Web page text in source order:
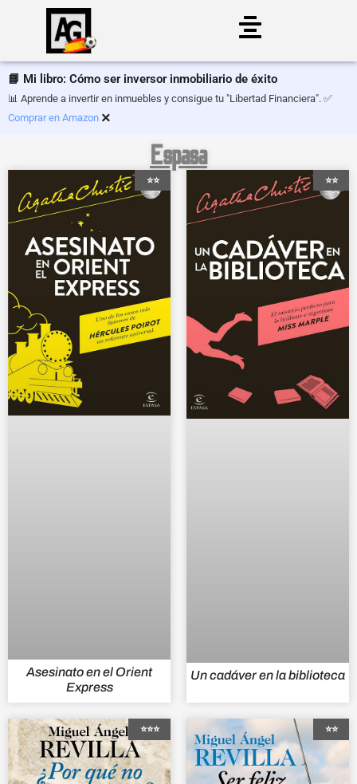
al
contenido
📘 Mi libro: Cómo ser inversor inmobiliario de éxito
📊 Aprende a invertir en inmuebles y consigue tu "Libertad Financiera". ✅
Comprar en Amazon ×
Espasa
⭐⭐
Asesinato en el Orient
Express
⭐⭐
Un cadáver en la biblioteca
⭐⭐⭐ ⭐⭐